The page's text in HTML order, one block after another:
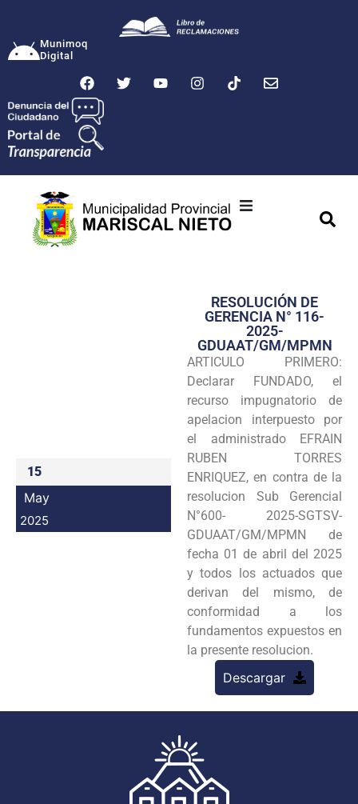
Munimoq
Digital
Transparencia
Seguridad
Programas
Intranet
15
May
2025
RESOLUCIÓN DE
GERENCIA N° 116-
2025-
GDUAAT/GM/MPMN
ARTICULO PRIMERO:
Declarar FUNDADO, el
recurso impugnatorio de
apelacion interpuesto por
el administrado EFRAIN
RUBEN TORRES
ENRIQUEZ, en contra de la
resolucion Sub Gerencial
N°600- 2025-SGTSV-
GDUAAT/GM/MPMN de
fecha 01 de abril del 2025
y todos los actuados que
derivan del mismo, de
conformidad a los
fundamentos expuestos en
la presente resolucion.
Descargar